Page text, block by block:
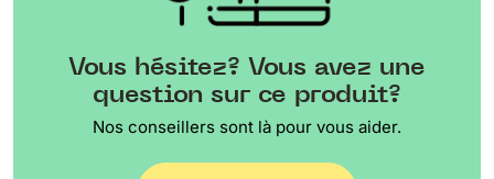
Vous hésitez? Vous avez une
question sur ce produit?
Nos conseillers sont là pour vous aider.